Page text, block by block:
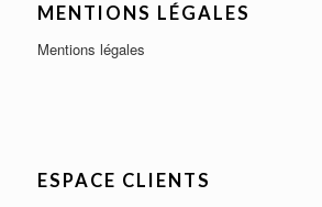
MENTIONS LÉGALES
Mentions légales
ESPACE CLIENTS